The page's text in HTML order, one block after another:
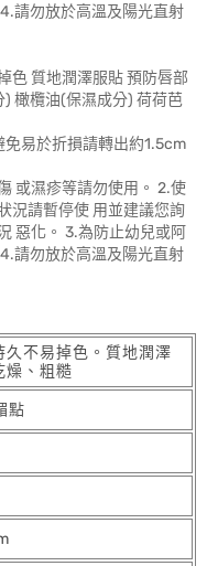
請勿放於高溫及陽光直射
色 質地潤澤服貼 預防唇部
橄欖油(保濕成分) 荷荷芭
易於折損請轉出約1.5cm
或濕疹等請勿使用。 2.使
況請暫停使 用並建議您詢
惡化。 3.為防止幼兒或阿
請勿放於高溫及陽光直射
久不易掉色。質地潤澤
燥、粗糙
點